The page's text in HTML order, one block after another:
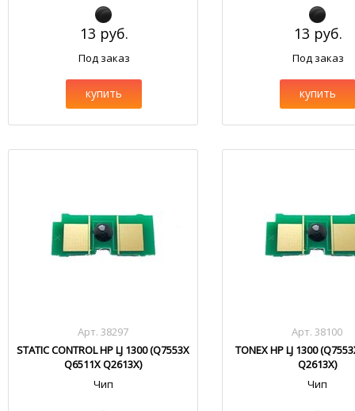
13 руб.
Под заказ
купить
13 руб.
Под заказ
купить
Арт. 38297
STATIC CONTROL HP LJ 1300 (Q7553X
Q6511X Q2613X)
Чип
Арт. 38100
TONEX HP LJ 1300
Q2613X)
Чип